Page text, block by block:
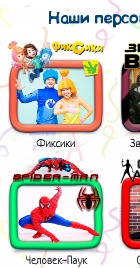
Наши
Фиксики
Человек-Паук